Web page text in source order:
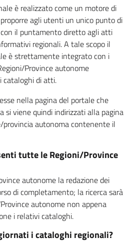
è realizzato come un motore di
agli utenti un unico punto di
il puntamento diretto agli atti
regionali. A tale scopo il
è strettamente integrato con i
Province autonome
cataloghi di atti.
nella pagina del portale che
si viene quindi indirizzati alla pagina
autonoma contenente il
tutte le Regioni/Province
autonome la redazione dei
di completamento; la ricerca sarà
autonome non appena
i relativi cataloghi.
i cataloghi regionali?